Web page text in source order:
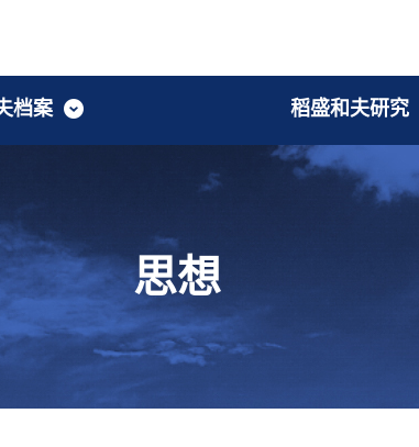
思想
档案 稻盛和夫研究
机构
史
了解第二电电创业与日本航
空重生
思想